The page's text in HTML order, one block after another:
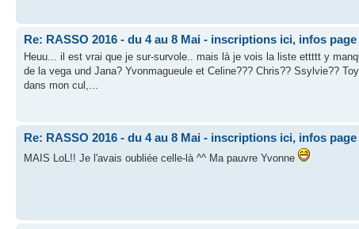
Re: RASSO 2016 - du 4 au 8 Mai - inscriptions ici, infos page
Heuu... il est vrai que je sur-survole.. mais là je vois la liste ettttt y
de la vega und Jana? Yvonmagueule et Celine??? Chris?? Ssylvie??
dans mon cul,...
Re: RASSO 2016 - du 4 au 8 Mai - inscriptions ici, infos page
MAIS LoL!! Je l'avais oubliée celle-là ^^ Ma pauvre Yvonne